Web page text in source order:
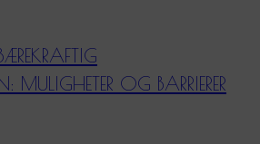
OG BARRIERER